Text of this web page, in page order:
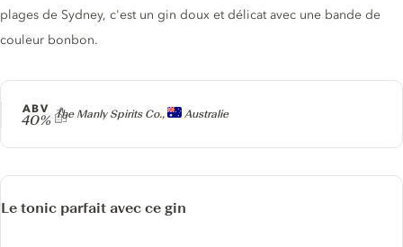
Producteur
The Manly Spirits Co., Australie
ABV
40%
plages de Sydney, c'est un gin doux et délicat avec une bande de
couleur bonbon.
Le tonic parfait avec ce gin